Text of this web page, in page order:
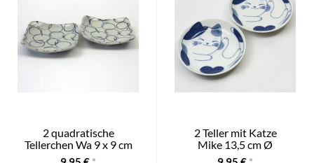
2 quadratische
Tellerchen Wa 9 x 9 cm
2 Teller mit Katze
Mike 13,5 cm Ø